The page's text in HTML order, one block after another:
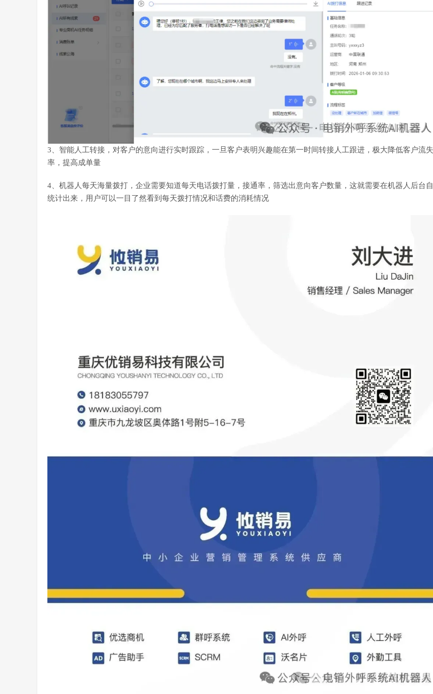
3、智能人工转接，对客户的意向进行实时跟踪，一旦客户表明兴趣能在第一时间转接人工跟进，极大降低客户流失
率，提高成单量
4、机器人每天海量拨打，企业需要知道每天电话拨打量，接通率，筛选出意向客户数量，这就需要在机器人后台
统计出来，用户可以一目了然看到每天拨打情况和话费的消耗情况